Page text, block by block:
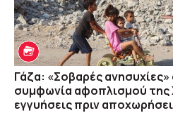
Γάζα: «Σοβαρές ανησυχίες»
συμφωνία αφοπλισμού της
εγγυήσεις πριν